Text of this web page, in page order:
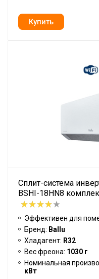
Сплит-система
BSHI-18HN8
Эффективен для
Бренд: Ballu
Хладагент: R32
Вес фреона: 1030 г
Номинальная
кВт